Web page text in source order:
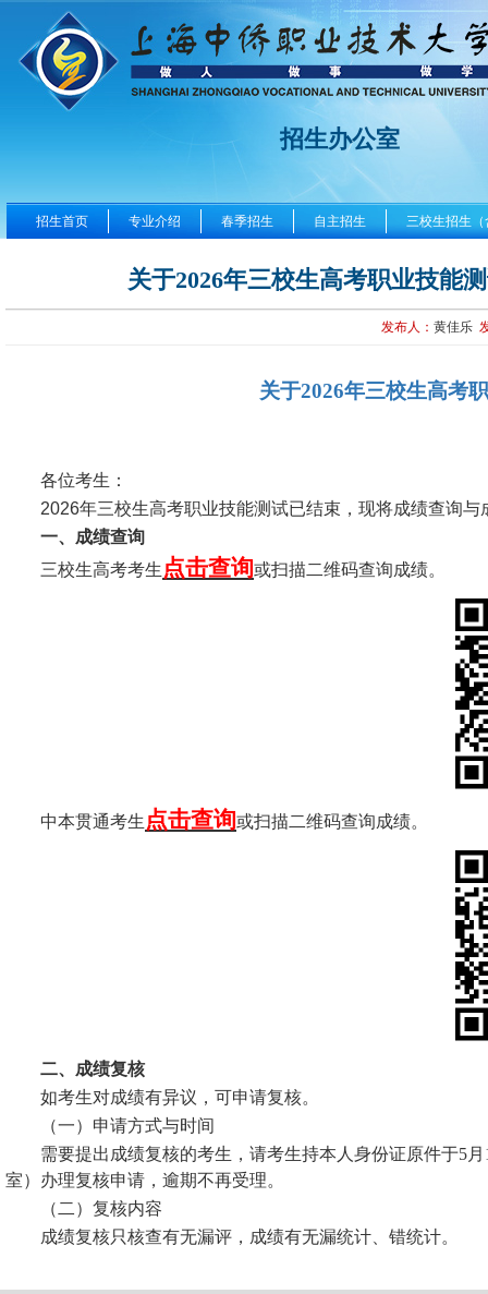
招生办公室
招生首页 专业介绍 春季招生 自主招生 三校生招生
关于2026年三校生高考职业技能
发布人： 黄佳乐
关于2026年三校生高考
各位考生：
2026年三校生高考职业技能测试已结束，现将成绩查询
一、成绩查询
三校生高考考生 点击查询或扫描二维码查询成绩。
中本贯通考生 点击查询或扫描二维码查询成绩。
二、成绩复核
如考生对成绩有异议，可申请复核。
（一）申请方式与时间
需要提出成绩复核的考生，请考生持本人身份证原件于5
室）办理复核申请，逾期不再受理。
（二）复核内容
成绩复核只核查有无漏评，成绩有无漏统计、错统计。